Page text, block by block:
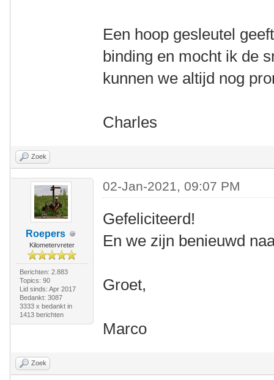
Een hoop gesleutel
binding en mocht ik de
kunnen we altijd nog
Charles
Zoek
Roepers
Kilometervreter
Berichten: 2.883
Topics: 90
Lid sinds: Apr 2017
Bedankt: 3087
3333 x bedankt in
1413 berichten
02-Jan-2021, 09:07 PM
Gefeliciteerd!
En we zijn benieuwd
Groet,
Marco
Zoek